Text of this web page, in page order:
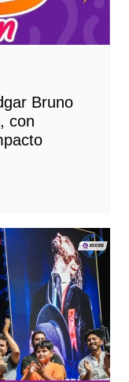
Bruno
con